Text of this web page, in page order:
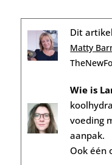
Dit
Matty
Wie is
voeding
aanpak.
Ook één